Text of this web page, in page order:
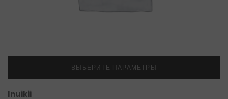
ВЫБЕРИТЕ ПАРАМЕТРЫ
Inuikii